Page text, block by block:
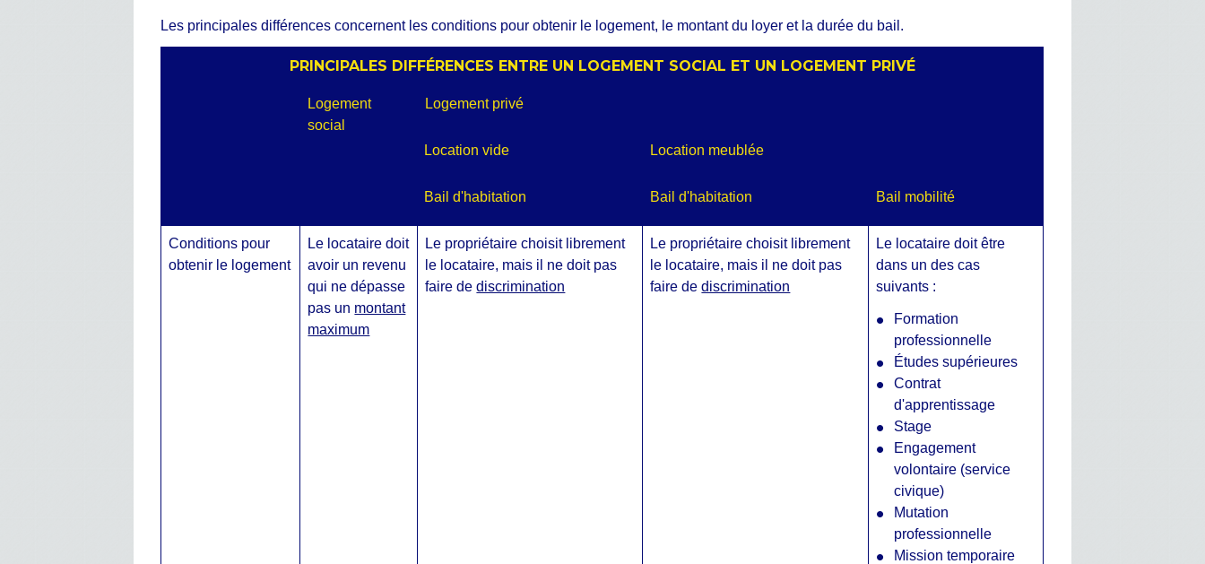
Les principales différences concernent les conditions pour obtenir le logement, le montant du loyer et la durée du bail.
PRINCIPALES DIFFÉRENCES ENTRE UN LOGEMENT SOCIAL ET UN LOGEMENT PRIVÉ
Logement
social
Logement privé
Location vide Location meublée
Bail d'habitation Bail d'habitation Bail mobilité
Conditions pour
obtenir le logement
Le locataire doit
avoir un revenu
qui ne dépasse
pas un montant
maximum
Le propriétaire choisit librement
le locataire, mais il ne doit pas
faire dediscrimination
Le propriétaire choisit librement
le locataire, mais il ne doit pas
faire dediscrimination
Le locataire doit être
dans un des cas
suivants :
Formation
professionnelle
Études supérieures
Contrat
d'apprentissage
Stage
Engagement
volontaire (service
civique)
Mutation
professionnelle
Mission temporaire